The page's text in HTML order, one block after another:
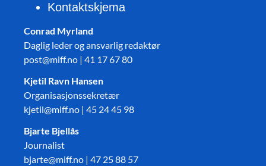
Kontaktskjema
Conrad Myrland
Daglig leder og ansvarlig redaktør
post@miff.no | 41 17 67 80
Kjetil Ravn Hansen
Organisasjonssekretær
kjetil@miff.no | 45 24 45 98
Bjarte Bjellås
Journalist
bjarte@miff.no | 47 25 88 57